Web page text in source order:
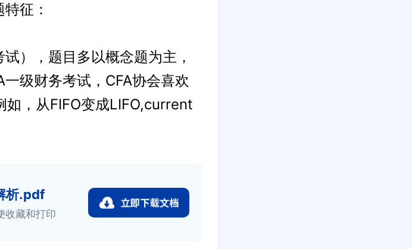
征：
），题目多以概念题为主，
级财务考试，CFA协会喜欢
如，从FIFO变成LIFO,current
析.pdf
收藏和打印